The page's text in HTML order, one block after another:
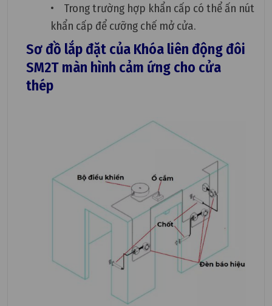
• Trong trường hợp khẩn cấp có thể ấn nút
khẩn cấp để cưỡng chế mở cửa.
Sơ đồ lắp đặt của Khóa liên động đôi
SM2T màn hình cảm ứng cho cửa
thép